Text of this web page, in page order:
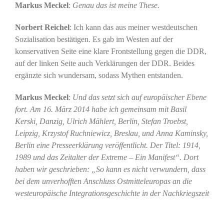
Markus Meckel: Genau das ist meine These.
Norbert Reichel: Ich kann das aus meiner westdeutschen
Sozialisation bestätigen. Es gab im Westen auf der
konservativen Seite eine klare Frontstellung gegen die DDR,
auf der linken Seite auch Verklärungen der DDR. Beides
ergänzte sich wundersam, sodass Mythen entstanden.
Markus Meckel: Und das setzt sich auf europäischer Ebene
fort. Am 16. März 2014 habe ich gemeinsam mit Basil
Kerski, Danzig, Ulrich Mählert, Berlin, Stefan Troebst,
Leipzig, Krzystof Ruchniewicz, Breslau, und Anna Kaminsky,
Berlin eine Presseerklärung veröffentlicht. Der Titel: 1914,
1989 und das Zeitalter der Extreme – Ein Manifest“. Dort
haben wir geschrieben: „So kann es nicht verwundern, dass
bei dem unverhofften Anschluss Ostmitteleuropas an die
westeuropäische Integrationsgeschichte in der Nachkriegszeit